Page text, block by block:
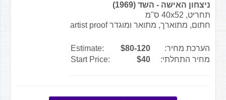
ניצחון האישה - השד (1969)
תחריט, 40x52 ס"מ
חתום, מתוארך, מתואר ומוגדר artist proof
הערכת מחיר: $80-120
Estimate:
מחיר התחלתי:
$40
Start Price: